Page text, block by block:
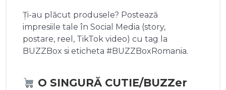
Ți-au plăcut produsele? Postează
impresiile tale în Social Media (story,
postare, reel, TikTok video) cu tag la
BUZZBox si eticheta #BUZZBoxRomania.
O SINGURĂ CUTIE/BUZZer